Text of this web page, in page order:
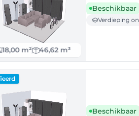
18,00 m² 46,62 m³
Beschikbaar
Verdieping
Beschikbaar